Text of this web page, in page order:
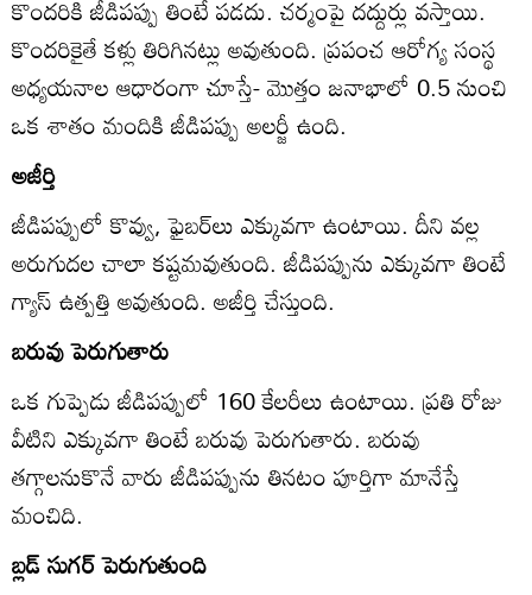
కొందరికి జీడిపప్పు తింటే పడదు. చర్మంపై దద్దుర్లు వస్తాయి.
కొందరికైతే కళ్లు తిరిగినట్లు అవుతుంది. ప్రపంచ ఆరోగ్య సంస్థ
అధ్యయనాల ఆధారంగా చూస్తే- మొత్తం జనాభాలో 0.5 నుంచి
ఒక శాతం మందికి జీడిపప్పు అలర్జీ ఉంది.
అజీర్తి
జీడిపప్పులో కొవ్వు, ఫైబర్‌లు ఎక్కువగా ఉంటాయి. దీని వల్ల
అరుగుదల చాలా కష్టమవుతుంది. జీడిపప్పును ఎక్కువగా తింటే
గ్యాస్‌ ఉత్పత్తి అవుతుంది. అజీర్తి చేస్తుంది.
బరువు పెరుగుతారు
ఒక గుప్పెడు జీడిపప్పులో 160 కేలరీలు ఉంటాయి. ప్రతి రోజు
వీటిని ఎక్కువగా తింటే బరువు పెరుగుతారు. బరువు
తగ్గాలనుకొనే వారు జీడిపప్పును తినటం పూర్తిగా మానేస్తే
మంచిది.
బ్లడ్‌ సుగర్‌ పెరుగుతుంది